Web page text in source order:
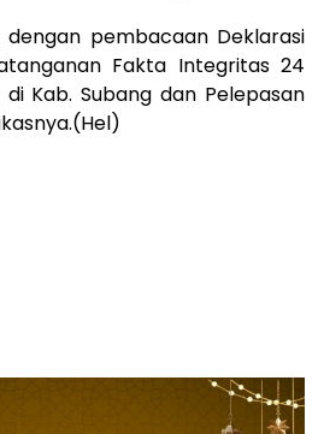
dengan pembacaan Deklarasi
Fakta Integritas 24
Kab. Subang dan Pelepasan